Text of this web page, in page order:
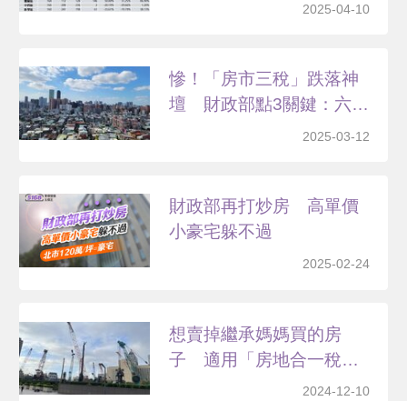
2025-04-10
慘！「房市三稅」跌落神
壇 財政部點3關鍵：六
2025-03-12
財政部再打炒房 高單價
小豪宅躲不過
2025-02-24
想賣掉繼承媽媽買的房
子 適用「房地合一稅」
2024-12-10